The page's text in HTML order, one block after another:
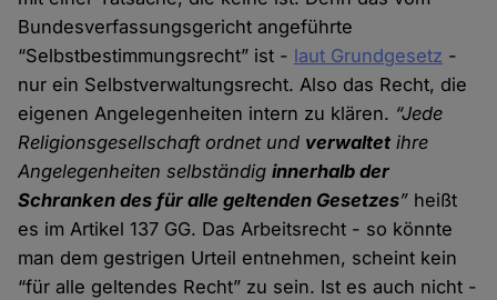
Bundesverfassungsgericht angeführte
“Selbstbestimmungsrecht” ist - laut Grundgesetz -
nur ein Selbstverwaltungsrecht. Also das Recht, die
eigenen Angelegenheiten intern zu klären. “Jede
Religionsgesellschaft ordnet und verwaltet ihre
Angelegenheiten selbständiginnerhalb der
Schranken des für alle geltenden Gesetzes” heißt
es im Artikel 137 GG. Das Arbeitsrecht - so könnte
man dem gestrigen Urteil entnehmen, scheint kein
“für alle geltendes Recht” zu sein. Ist es auch nicht -